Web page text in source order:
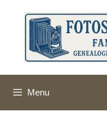
conteúdo
Menu